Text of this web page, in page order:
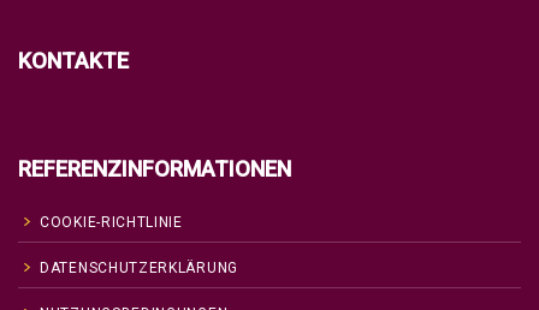
KONTAKTE
REFERENZINFORMATIONEN
COOKIE-RICHTLINIE
DATENSCHUTZERKLÄRUNG